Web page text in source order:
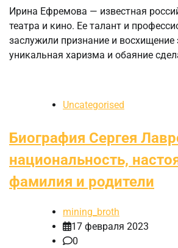
Ирина Ефремова — известная
театра и кино. Ее талант и
заслужили признание и восхищение
уникальная харизма и обаяние
Uncategorised
Биография Сергея
национальность,
фамилия и родители
mining_broth
17 февраля 2023
0